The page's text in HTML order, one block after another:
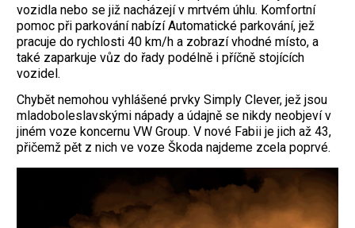
vozidla nebo se již nacházejí v mrtvém úhlu. Komfortní
pomoc při parkování nabízí Automatické parkování, jež
pracuje do rychlosti 40 km/h a zobrazí vhodné místo, a
také zaparkuje vůz do řady podélně i příčně stojících
vozidel.
Chybět nemohou vyhlášené prvky Simply Clever, jež jsou
mladoboleslavskými nápady a údajně se nikdy neobjeví v
jiném voze koncernu VW Group. V nové Fabii je jich až 43,
přičemž pět z nich ve voze Škoda najdeme zcela poprvé.